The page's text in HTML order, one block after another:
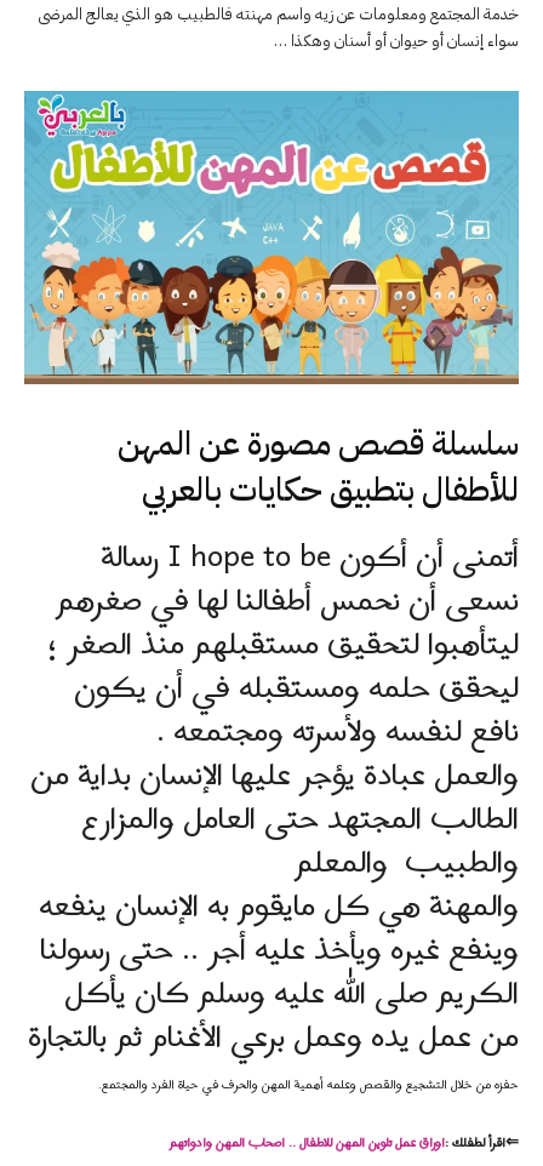
خدمة المجتمع ومعلومات عن زيه واسم مهنته فالطبيب هو الذي يعالج المرضى
سواء إنسان أو حيوان أو أسنان وهكذا …
سلسلة قصص مصورة عن المهن
للأطفال بتطبيق حكايات بالعربي
أتمنى أن أكون I hope to be رسالة
نسعى أن نحمس أطفالنا لها في صغرهم
ليتأهبوا لتحقيق مستقبلهم منذ الصغر ؛
ليحقق حلمه ومستقبله في أن يكون
نافع لنفسه ولأسرته ومجتمعه .
والعمل عبادة يؤجر عليها الإنسان بداية من
الطالب المجتهد حتى العامل والمزارع
والطبيب والمعلم
والمهنة هي كل مايقوم به الإنسان ينفعه
وينفع غيره ويأخذ عليه أجر .. حتى رسولنا
الكريم صلى الله عليه وسلم كان يأكل
من عمل يده وعمل برعي الأغنام ثم بالتجارة
حفزه من خلال التشجيع والقصص وعلمه أهمية المهن والحرف في حياة الفرد والمجتمع.
⇐اقرأ لطفلك :اوراق عمل تلوينالمهنللاطفال .. اصحابالمهنوادواتهم